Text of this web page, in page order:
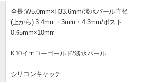
全長:W5.0mm×H33.6mm/淡水パール直径
(上から):3.4mm・3mm・4.3mm/ポスト
0.65mm×10mm
K10イエローゴールド/淡水パール
シリコンキャッチ